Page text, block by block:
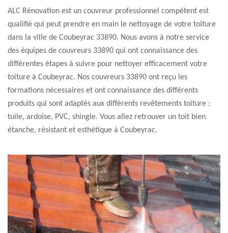
ALC Rénovation est un couvreur professionnel compétent est
qualifié qui peut prendre en main le nettoyage de votre toiture
dans la ville de Coubeyrac 33890. Nous avons à notre service
des équipes de couvreurs 33890 qui ont connaissance des
différentes étapes à suivre pour nettoyer efficacement votre
toiture à Coubeyrac. Nos couvreurs 33890 ont reçu les
formations nécessaires et ont connaissance des différents
produits qui sont adaptés aux différents revêtements toiture :
tuile, ardoise, PVC, shingle. Vous allez retrouver un toit bien
étanche, résistant et esthétique à Coubeyrac.